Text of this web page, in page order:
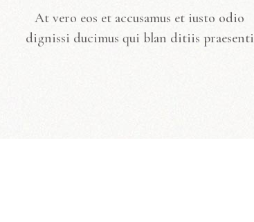
At vero eos et accusamus et iusto odio
dignissi ducimus qui blan ditiis praesenti